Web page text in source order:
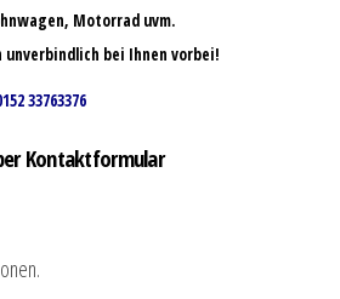
Motorrad uvm.
bei Ihnen vorbei!
33763376
Kontaktformular